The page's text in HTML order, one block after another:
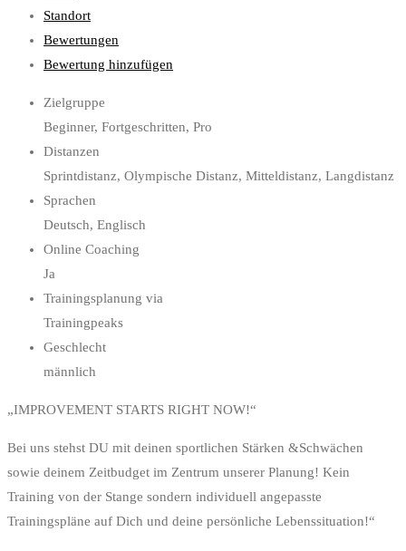
Standort
Bewertungen
Bewertung hinzufügen
Zielgruppe
Beginner, Fortgeschritten, Pro
Distanzen
Sprintdistanz, Olympische Distanz, Mitteldistanz, Langdistanz
Sprachen
Deutsch, Englisch
Online Coaching
Ja
Trainingsplanung via
Trainingpeaks
Geschlecht
männlich
„IMPROVEMENT STARTS RIGHT NOW!“
Bei uns stehst DU mit deinen sportlichen Stärken &Schwächen
sowie deinem Zeitbudget im Zentrum unserer Planung! Kein
Training von der Stange sondern individuell angepasste
Trainingspläne auf Dich und deine persönliche Lebenssituation!“